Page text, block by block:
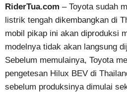
RiderTua.com – Toyota sudah
listrik tengah dikembangkan di
mobil pikap ini akan diproduksi
modelnya tidak akan langsung
Sebelum memulainya, Toyota
pengetesan Hilux BEV di
sebelum produksinya dimulai